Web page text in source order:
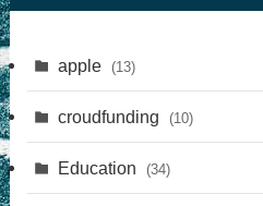
apple (13)
croudfunding (10)
Education (34)